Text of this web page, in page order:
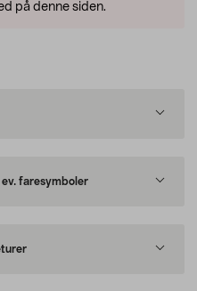
på denne siden.
faresymboler